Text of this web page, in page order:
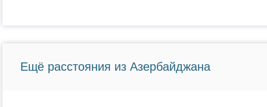
Ещё расстояния из Азербайджана